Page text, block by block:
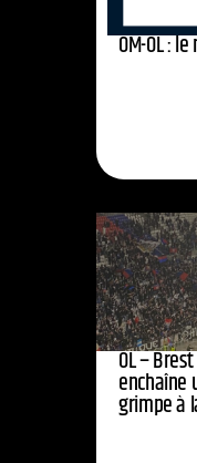
OM-OL :
OL –
enchaîne
grimpe à